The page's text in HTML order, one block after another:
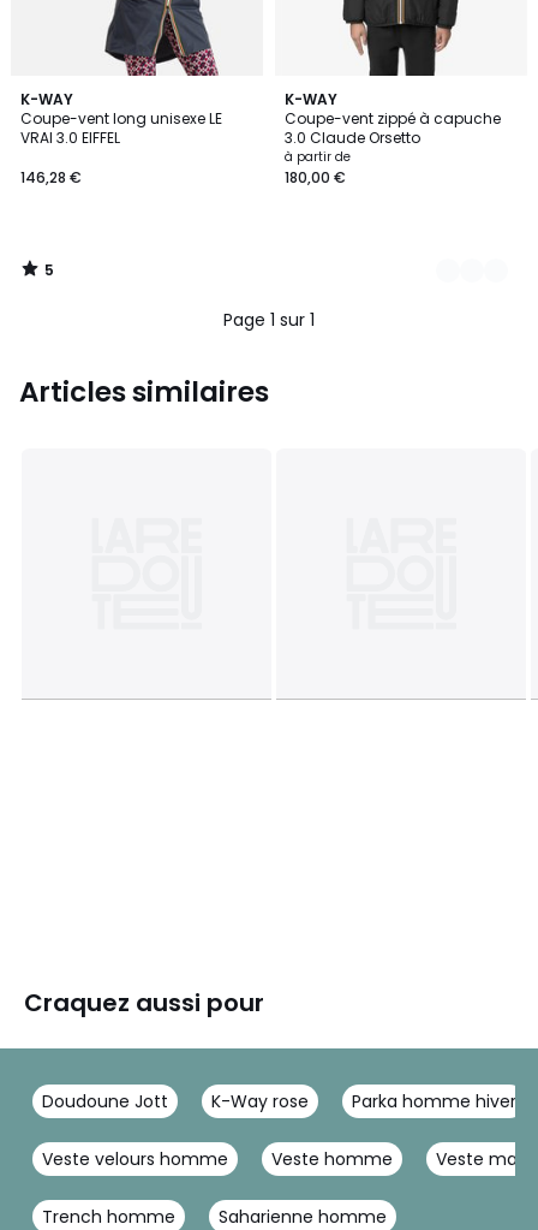
K-WAY
Coupe-vent long unisexe LE
VRAI 3.0 EIFFEL
146,28 €
5
/
5
5
/
K-WAY
Coupe-vent zippé à capuche
3.0 Claude Orsetto
à partir de
180,00 €
3
Couleurs
Page 1 sur 1
Articles similaires
Craquez aussi pour
Doudoune Jott K-Way rose Parka homme hiver
Veste velours homme Veste homme Veste
Trench homme Saharienne homme